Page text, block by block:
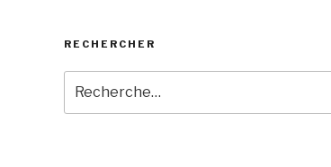
RECHERCHER
pour
: